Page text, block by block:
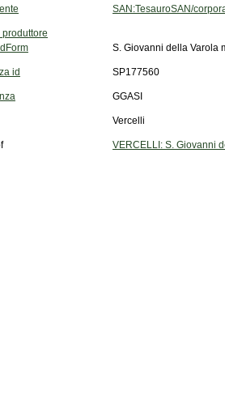
SAN:TesauroSAN/
S. Giovanni della Varola
id SP177560
GGASI
Vercelli
VERCELLI: S. Giovanni